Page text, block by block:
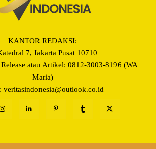
KANTOR REDAKSI:
7, Jakarta Pusat 10710
atau Artikel: 0812-3003-8196 (WA
Maria)
veritasindonesia@outlook.co.id